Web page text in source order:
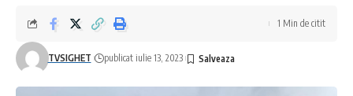
TVSIGHET publicat iulie 13, 2023
1 Min de citit